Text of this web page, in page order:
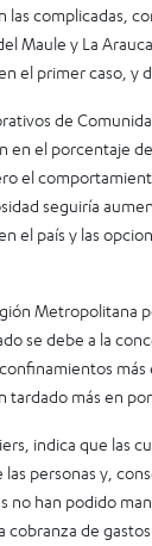
complicadas,
Maule y La
el primer caso, y
de
en el porcentaje
el
seguiría
el país y las
Metropolitana
se debe a la
más en
indica que las
personas y,
no han podido
cobranza de